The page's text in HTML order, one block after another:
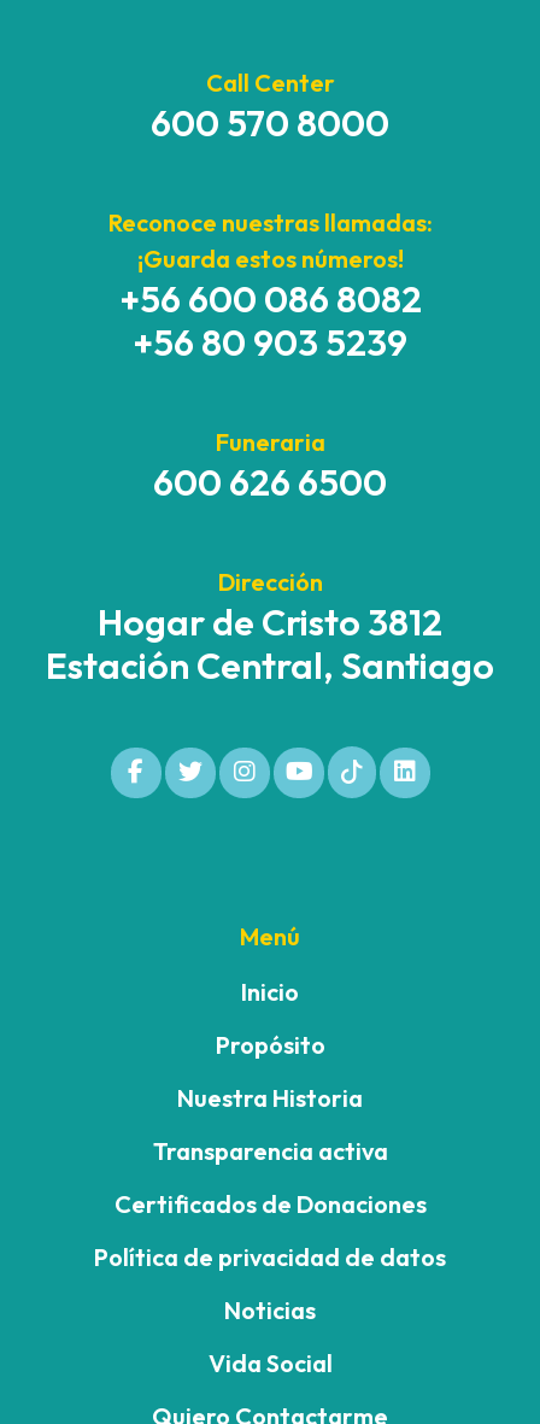
Call Center
600 570 8000
Reconoce nuestras llamadas:
¡Guarda estos números!
+56 600 086 8082
+56 80 903 5239
Funeraria
600 626 6500
Dirección
Hogar de Cristo 3812
Estación Central, Santiago
Menú
Inicio
Propósito
Nuestra Historia
Transparencia activa
Certificados de Donaciones
Política de privacidad de datos
Noticias
Vida Social
Quiero Contactarme